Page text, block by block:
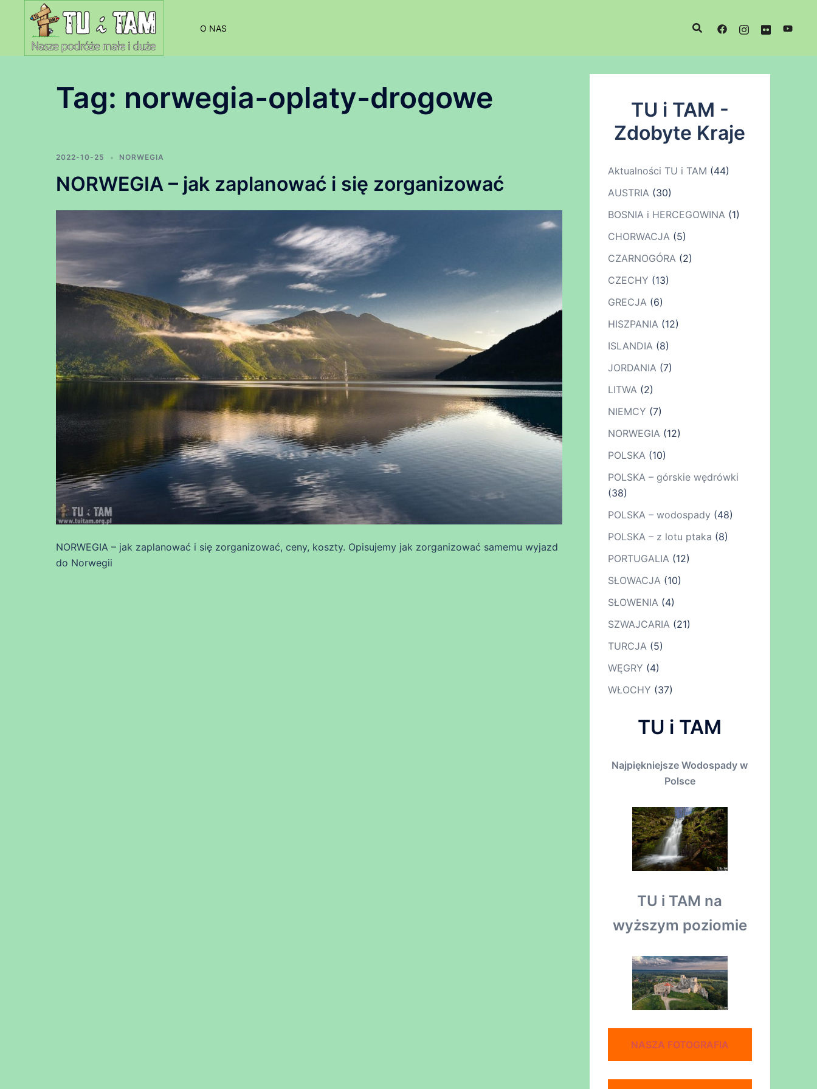
O NAS
Tag: norwegia-oplaty-drogowe
2022-10-25 NORWEGIA
NORWEGIA – jak zaplanować i się zorganizować
NORWEGIA – jak zaplanować i się zorganizować, ceny, koszty. Opisujemy jak zorganizować samemu wyjazd
do Norwegii
TU i TAM -
Zdobyte Kraje
Aktualności TU i TAM (44)
AUSTRIA(30)
BOSNIA i HERCEGOWINA(1)
CHORWACJA(5)
CZARNOGÓRA(2)
CZECHY (13)
GRECJA(6)
HISZPANIA(12)
ISLANDIA(8)
JORDANIA(7)
LITWA(2)
NIEMCY (7)
NORWEGIA(12)
POLSKA(10)
POLSKA – górskie wędrówki
(38)
POLSKA – wodospady (48)
POLSKA – z lotu ptaka (8)
PORTUGALIA(12)
SŁOWACJA(10)
SŁOWENIA(4)
SZWAJCARIA(21)
TURCJA(5)
WĘGRY (4)
WŁOCHY (37)
TU i TAM
Najpiękniejsze Wodospady w
Polsce
TU i TAM na
wyższym poziomie
NASZA FOTOGRAFIA